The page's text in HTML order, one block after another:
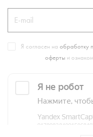
Я согласен на обработку
офертыи